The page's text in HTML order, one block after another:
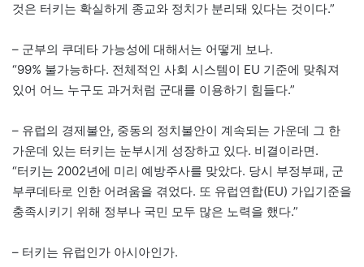
것은 터키는 확실하게 종교와 정치가 분리돼 있다는 것이다.”
– 군부의 쿠데타 가능성에 대해서는 어떻게 보나.
“99% 불가능하다. 전체적인 사회 시스템이 EU 기준에 맞춰져
있어 어느 누구도 과거처럼 군대를 이용하기 힘들다.”
– 유럽의 경제불안, 중동의 정치불안이 계속되는 가운데 그 한
가운데 있는 터키는 눈부시게 성장하고 있다. 비결이라면.
“터키는 2002년에 미리 예방주사를 맞았다. 당시 부정부패, 군
부쿠데타로 인한 어려움을 겪었다. 또 유럽연합(EU) 가입기준을
충족시키기 위해 정부나 국민 모두 많은 노력을 했다.”
– 터키는 유럽인가 아시아인가.